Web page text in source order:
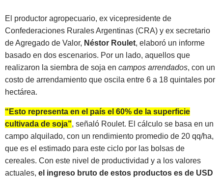
El productor agropecuario, ex vicepresidente de
Confederaciones Rurales Argentinas (CRA) y ex secretario
de Agregado de Valor, Néstor Roulet, elaboró un informe
basado en dos escenarios. Por un lado, aquellos que
realizaron la siembra de soja en campos arrendados, con un
costo de arrendamiento que oscila entre 6 a 18 quintales por
hectárea.
“Esto representa en el país el 60% de la superficie
cultivada de soja”, señaló Roulet. El cálculo se basa en un
campo alquilado, con un rendimiento promedio de 20 qq/ha,
que es el estimado para este ciclo por las bolsas de
cereales. Con este nivel de productividad y a los valores
actuales, el ingreso bruto de estos productos es de USD